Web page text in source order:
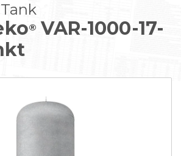
® VAR-1000-17-